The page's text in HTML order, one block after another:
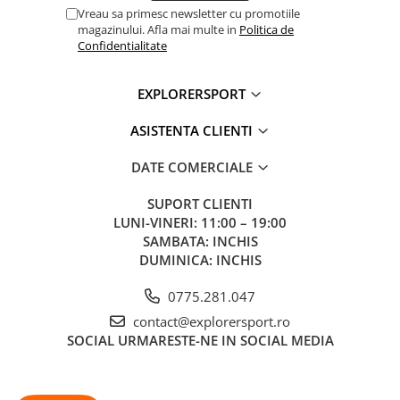
Ingrijirea produsului:
Nu se folosesc inalbitori sau balsam pentru rufe
Vreau sa primesc newsletter cu promotiile
magazinului. Afla mai multe in Politica de
Confidentialitate
EXPLORERSPORT
ASISTENTA CLIENTI
DATE COMERCIALE
SUPORT CLIENTI
LUNI-VINERI: 11:00 – 19:00
SAMBATA: INCHIS
DUMINICA: INCHIS
0775.281.047
contact@explorersport.ro
SOCIAL URMARESTE-NE IN SOCIAL MEDIA